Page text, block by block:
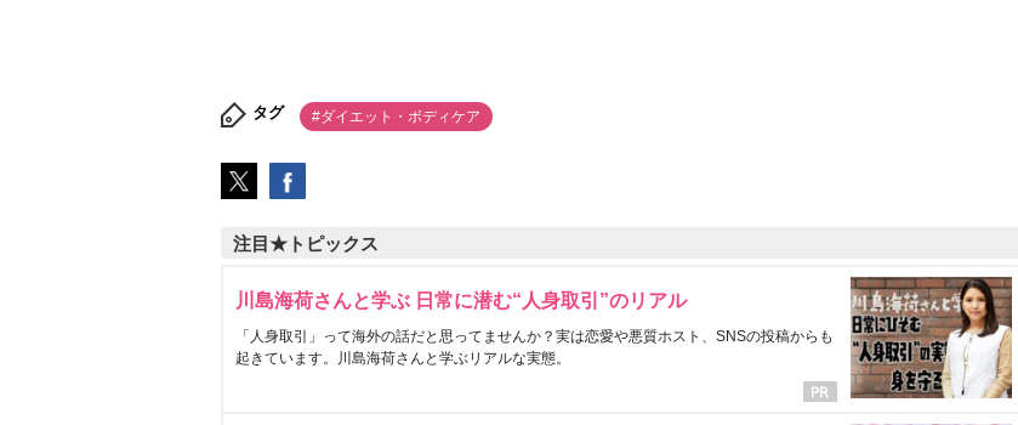
タグ #ダイエット・ボディケア
注目★トピックス
川島海荷さんと学ぶ 日常に潜む“人身取引”のリアル
「人身取引」って海外の話だと思ってませんか？実は恋愛や悪質ホスト、SNSの投稿からも
起きています。川島海荷さんと学ぶリアルな実態。